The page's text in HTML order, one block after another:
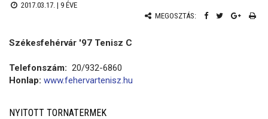
2017.03.17. | 9 ÉVE
MEGOSZTÁS:
Székesfehérvár '97 Tenisz C
Telefonszám: 20/932-6860
Honlap: www.fehervartenisz.hu
NYITOTT TORNATERMEK